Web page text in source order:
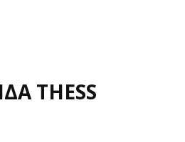
THESS